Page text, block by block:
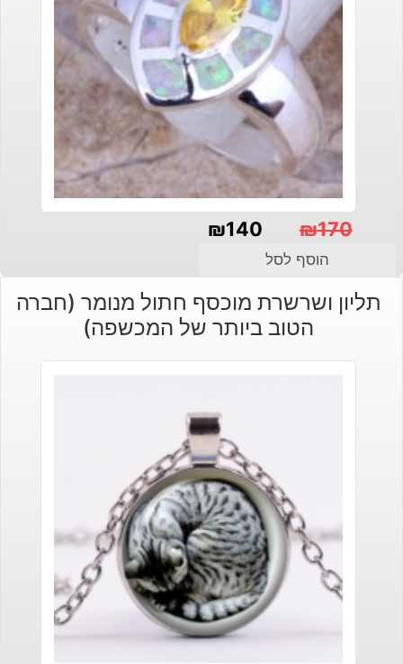
₪170
המקורי
היה:
₪140
הנוכחי
הוא:
הוסף לסל
תליון ושרשרת מוכסף חתול מנומר (חברה
הטוב ביותר של המכשפה)